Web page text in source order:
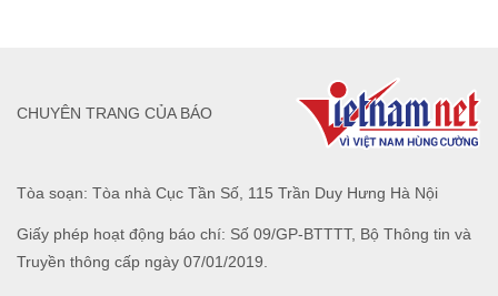
Tòa soạn: Tòa nhà Cục Tần Số, 115 Trần Duy Hưng Hà Nội
Giấy phép hoạt động báo chí: Số 09/GP-BTTTT, Bộ Thông tin và
Truyền thông cấp ngày 07/01/2019.
CHUYÊN TRANG CỦA BÁO